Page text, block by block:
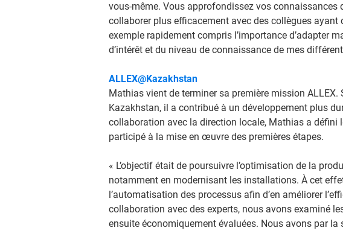
vous-même. Vous approfondissez vos connaissances
collaborer plus efficacement avec des collègues
exemple rapidement compris l’importance d’adapter
d’intérêt et du niveau de connaissance de mes
ALLEX@Kazakhstan
Mathias vient de terminer sa première mission ALLEX.
Kazakhstan, il a contribué à un développement plus
collaboration avec la direction locale, Mathias a défini
participé à la mise en œuvre des premières étapes.
« L’objectif était de poursuivre l’optimisation de la
notamment en modernisant les installations. À cet
l’automatisation des processus afin d’en améliorer
collaboration avec des experts, nous avons examiné
ensuite économiquement évaluées. Nous avons par